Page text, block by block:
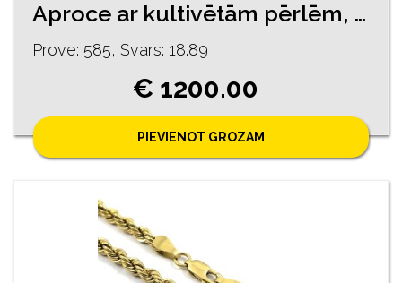
Aproce ar kultivētām pērlēm, perlamutriem 1490-1163
Prove: 585, Svars: 18.89
€ 1200.00
PIEVIENOT GROZAM